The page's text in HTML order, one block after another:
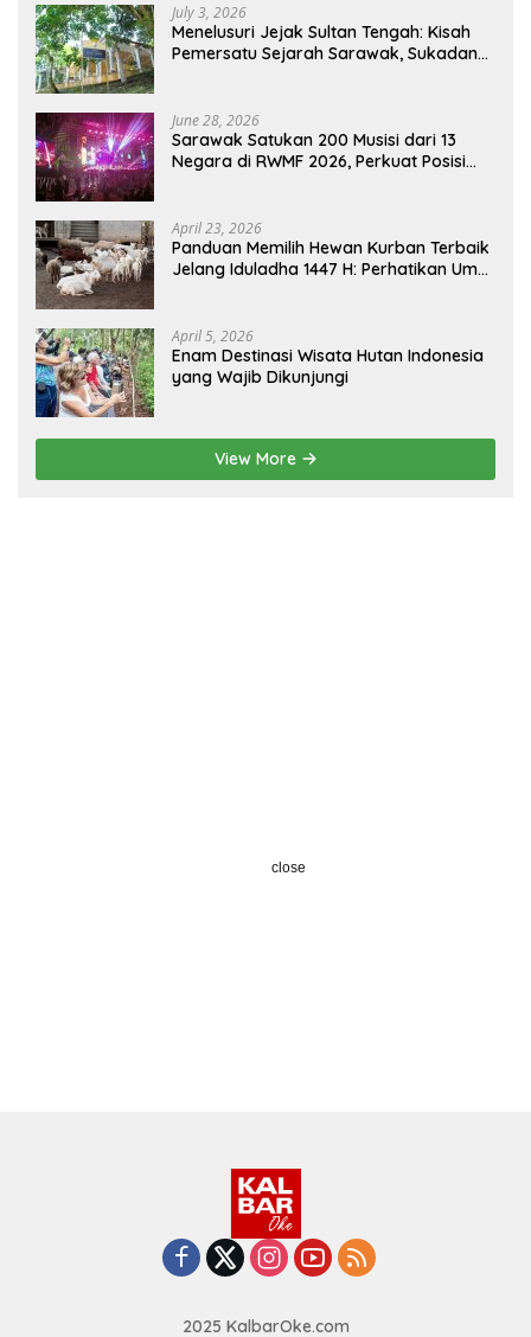
July 3, 2026
Menelusuri Jejak Sultan Tengah: Kisah
Pemersatu Sejarah Sarawak, Sukadana,
June 28, 2026
Sarawak Satukan 200 Musisi dari 13
Negara di RWMF 2026, Perkuat Posisi
April 23, 2026
Panduan Memilih Hewan Kurban Terbaik
Jelang Iduladha 1447 H: Perhatikan Umur
April 5, 2026
Enam Destinasi Wisata Hutan Indonesia
yang Wajib Dikunjungi
View More
2025 KalbarOke.com
close